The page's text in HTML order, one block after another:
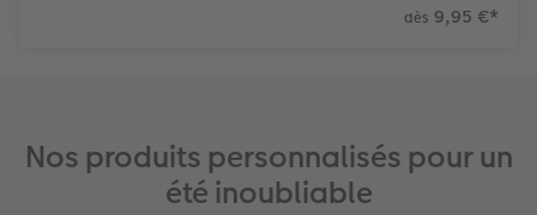
dès 9,95 €*
Nos produits personnalisés pour un
été inoubliable